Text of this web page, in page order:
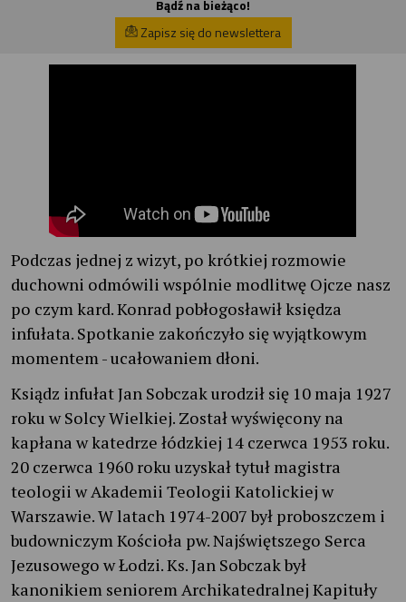
Bądź na bieżąco!
Zapisz się do newslettera
Podczas jednej z wizyt, po krótkiej rozmowie
duchowni odmówili wspólnie modlitwę Ojcze nasz
po czym kard. Konrad pobłogosławił księdza
infułata. Spotkanie zakończyło się wyjątkowym
momentem - ucałowaniem dłoni.
Ksiądz infułat Jan Sobczak urodził się 10 maja 1927
roku w Solcy Wielkiej. Został wyświęcony na
kapłana w katedrze łódzkiej 14 czerwca 1953 roku.
20 czerwca 1960 roku uzyskał tytuł magistra
teologii w Akademii Teologii Katolickiej w
Warszawie. W latach 1974-2007 był proboszczem i
budowniczym Kościoła pw. Najświętszego Serca
Jezusowego w Łodzi. Ks. Jan Sobczak był
kanonikiem seniorem Archikatedralnej Kapituły